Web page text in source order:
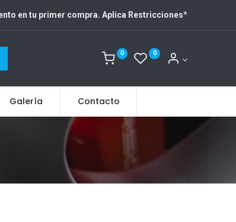
en tu primer compra. Aplica Restricciones*
0 0
Galería Contacto